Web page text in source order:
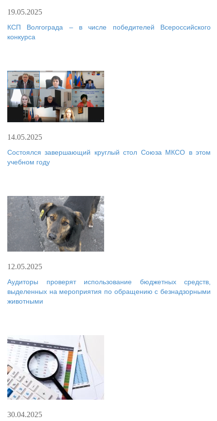
19.05.2025
КСП Волгограда – в числе победителей Всероссийского
конкурса
14.05.2025
Состоялся завершающий круглый стол Союза МКСО в этом
учебном году
12.05.2025
Аудиторы проверят использование бюджетных средств,
выделенных на мероприятия по обращению с безнадзорными
животными
30.04.2025